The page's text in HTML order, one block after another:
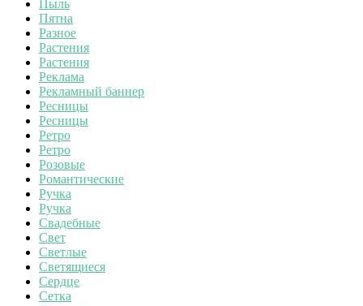
Пыль
Пятна
Разное
Растения
Растения
Реклама
Рекламный баннер
Ресницы
Ресницы
Ретро
Ретро
Розовые
Романтические
Ручка
Ручка
Свадебные
Свет
Светлые
Светящиеся
Сердце
Сетка